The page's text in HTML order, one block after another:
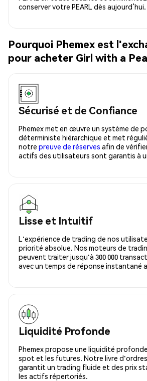
conserver votre PEARL dès aujourd’hui.
Pourquoi Phemex est
pour acheter Girl with a
Sécurisé et de Confiance
Phemex met en œuvre un système de
déterministe hiérarchique et met
notre preuve de réserves afin de
actifs des utilisateurs sont garantis à
Lisse et Intuitif
L'expérience de trading de nos
priorité absolue. Nos moteurs de
peuvent traiter jusqu'à 300 000
avec un temps de réponse instantané
Liquidité Profonde
Phemex propose une liquidité
spot et les futures. Notre livre
garantit un trading fluide et des prix
les actifs répertoriés.